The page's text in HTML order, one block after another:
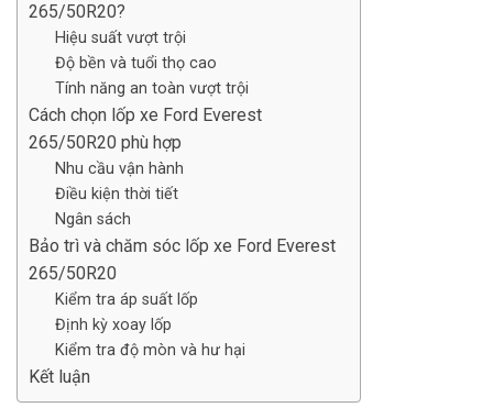
265/50R20?
Hiệu suất vượt trội
Độ bền và tuổi thọ cao
Tính năng an toàn vượt trội
Cách chọn lốp xe Ford Everest
265/50R20 phù hợp
Nhu cầu vận hành
Điều kiện thời tiết
Ngân sách
Bảo trì và chăm sóc lốp xe Ford Everest
265/50R20
Kiểm tra áp suất lốp
Định kỳ xoay lốp
Kiểm tra độ mòn và hư hại
Kết luận